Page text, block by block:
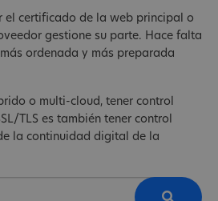
el certificado de la web principal o
gestione su parte. Hace falta
ordenada y más preparada
o multi-cloud, tener control
TLS es también tener control
la continuidad digital de la